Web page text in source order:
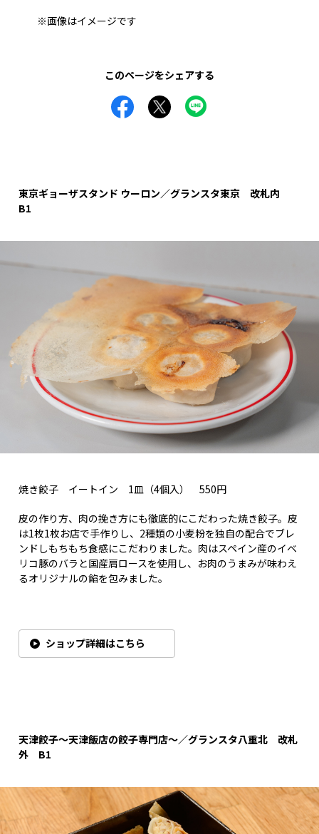
※画像はイメージです
このページをシェアする
東京ギョーザスタンド ウーロン／グランスタ東京 改札内
B1
焼き餃子 イートイン 1皿（4個入） 550円
皮の作り方、肉の挽き方にも徹底的にこだわった焼き餃子。皮
は1枚1枚お店で手作りし、2種類の小麦粉を独自の配合でブレ
ンドしもちもち食感にこだわりました。肉はスペイン産のイベ
リコ豚のバラと国産肩ロースを使用し、お肉のうまみが味わえ
るオリジナルの餡を包みました。
ショップ詳細はこちら
天津餃子～天津飯店の餃子専門店～／グランスタ八重北 改札
外 B1